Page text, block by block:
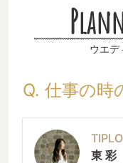
ウエデ
Q. 仕事の時
東 彩